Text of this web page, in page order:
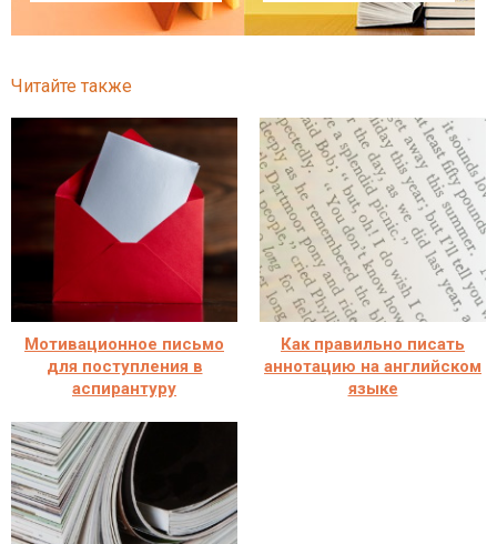
Читайте также
Мотивационное письмо
для поступления в
аспирантуру
Как правильно писать
аннотацию на английском
языке